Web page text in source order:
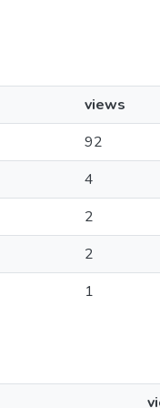
views
92
4
2
2
1